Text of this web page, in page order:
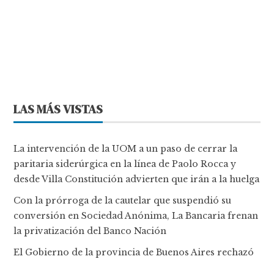
LAS MÁS VISTAS
La intervención de la UOM a un paso de cerrar la
paritaria siderúrgica en la línea de Paolo Rocca y
desde Villa Constitución advierten que irán a la huelga
Con la prórroga de la cautelar que suspendió su
conversión en Sociedad Anónima, La Bancaria frenan
la privatización del Banco Nación
El Gobierno de la provincia de Buenos Aires rechazó